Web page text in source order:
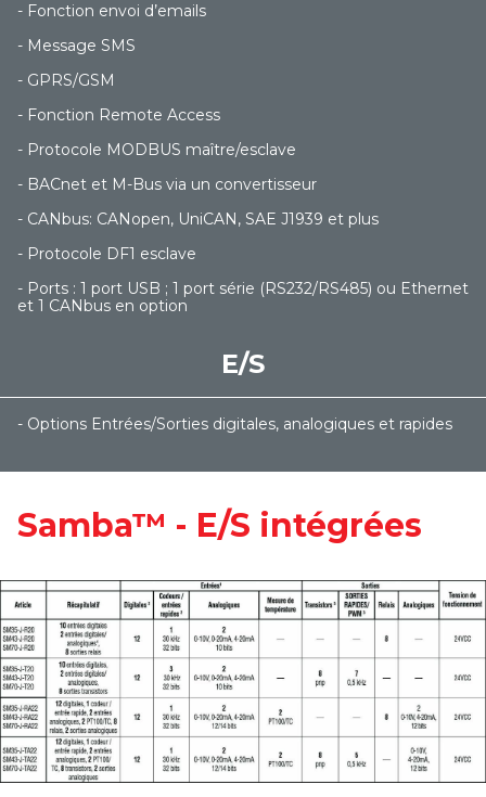
- Fonction envoi d’emails
- Message SMS
- GPRS/GSM
- Fonction Remote Access
- Protocole MODBUS maître/esclave
- BACnet et M-Bus via un convertisseur
- CANbus: CANopen, UniCAN, SAE J1939 et plus
- Protocole DF1 esclave
- Ports : 1 port USB ; 1 port série (RS232/RS485) ou Ethernet
et 1 CANbus en option
E/S
- Options Entrées/Sorties digitales, analogiques et rapides
Samba™ - E/S intégrées